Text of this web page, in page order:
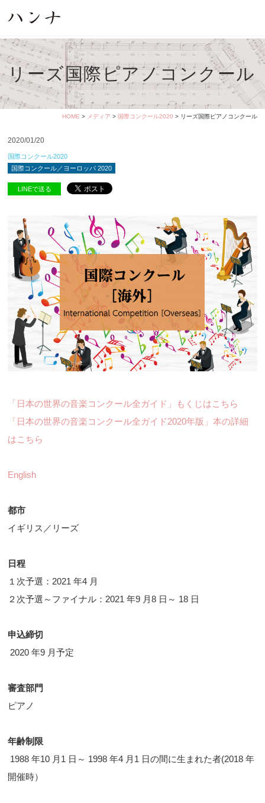
リーズ国際ピアノコンクール
HOME > メディア > 国際コンクール2020 > リーズ国際ピアノコンクール
2020/01/20
国際コンクール2020
国際コンクール／ヨーロッパ 2020
LINEで送る
「日本の世界の音楽コンクール全ガイド」もくじはこちら
「日本の世界の音楽コンクール全ガイド2020年版」本の詳細
はこちら
English
都市
イギリス／リーズ
日程
１次予選：2021 年4 月
２次予選～ファイナル：2021 年9 月8 日～ 18 日
申込締切
2020 年9 月予定
審査部門
ピアノ
年齢制限
1988 年10 月1 日～ 1998 年4 月1 日の間に生まれた者(2018 年
開催時）